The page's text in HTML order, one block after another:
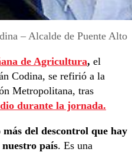
– Alcalde de Puente Alto
de Agricultura, el
Codina, se refirió a la
Metropolitana, tras
durante la jornada.
del descontrol que hay
país. Es una